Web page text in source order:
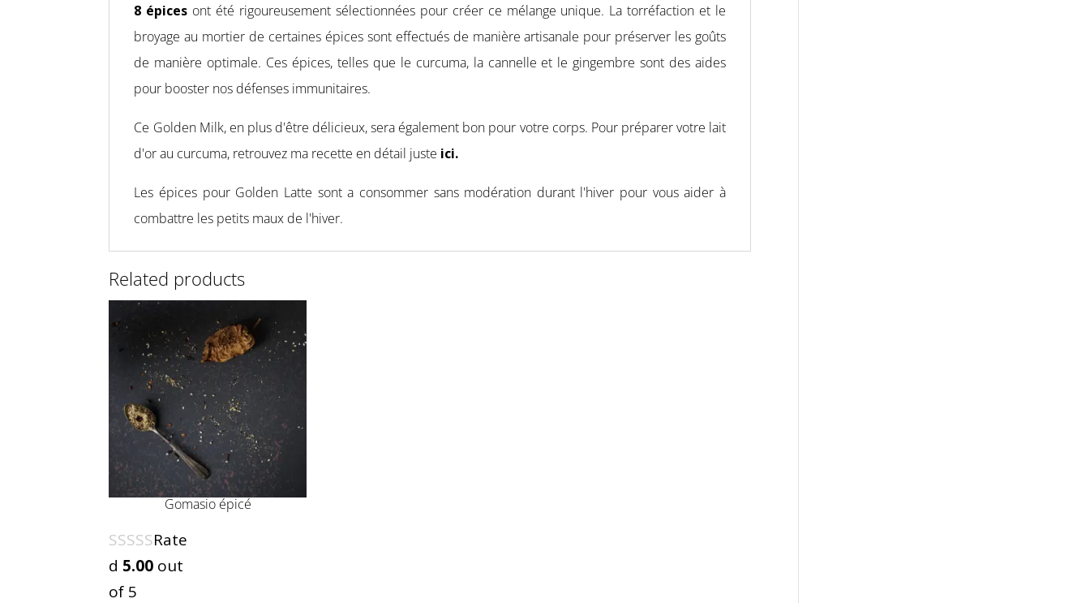
8 épices ont été rigoureusement sélectionnées pour créer ce mélange unique. La torréfaction et le
broyage au mortier de certaines épices sont effectués de manière artisanale pour préserver les goûts
de manière optimale. Ces épices, telles que le curcuma, la cannelle et le gingembre sont des aides
pour booster nos défenses immunitaires.
Ce Golden Milk, en plus d'être délicieux, sera également bon pour votre corps. Pour préparer votre lait
d'or au curcuma, retrouvez ma recette en détail juste ici.
Les épices pour Golden Latte sont a consommer sans modération durant l'hiver pour vous aider à
combattre les petits maux de l'hiver.
Related products
Gomasio épicé
Rate
d 5.00 out
of 5